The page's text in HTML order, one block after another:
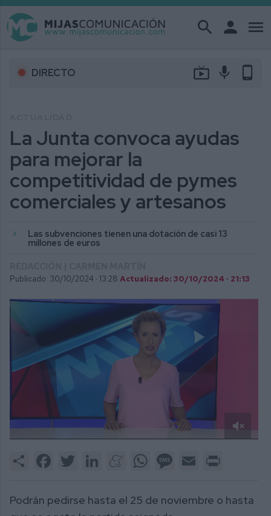
search person menu
DIRECTO live_tv mic phone_android
La Junta convoca ayudas
para mejorar la
competitividad de pymes
comerciales y artesanos
Las subvenciones tienen una dotación de casi 13
millones de euros
Publicado: 30/10/2024 · 13:28 Actualizado: 30/10/2024 · 21:13
1
Share FacebookTwitter LinkedInMeneameWhatsAppMessage
Email
Podrán pedirse hasta el 25 de noviembre o hasta